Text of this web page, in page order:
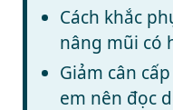
Cách khắc
nâng mũi có
Giảm cân
em nên đọc